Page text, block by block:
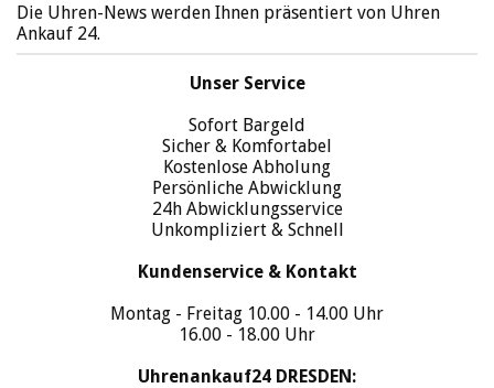
Die Uhren-News werden Ihnen präsentiert von Uhren
Ankauf 24.
Unser Service
Sofort Bargeld
Sicher & Komfortabel
Kostenlose Abholung
Persönliche Abwicklung
24h Abwicklungsservice
Unkompliziert & Schnell
Kundenservice & Kontakt
Montag - Freitag 10.00 - 14.00 Uhr
16.00 - 18.00 Uhr
Uhrenankauf24 DRESDEN: